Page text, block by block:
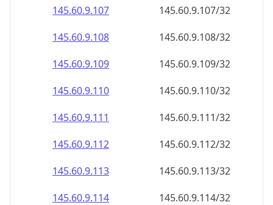
145.60.9.107
145.60.9.107/32
145.60.9.108
145.60.9.108/32
145.60.9.109
145.60.9.109/32
145.60.9.110
145.60.9.110/32
145.60.9.111
145.60.9.111/32
145.60.9.112
145.60.9.112/32
145.60.9.113
145.60.9.113/32
145.60.9.114
145.60.9.114/32